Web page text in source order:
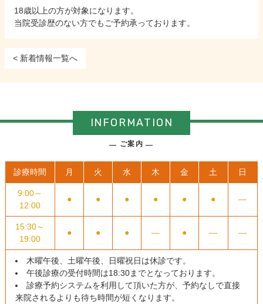
18歳以上の方が対象になります。
当院受診歴のない方でもご予約承っております。
< 新着情報一覧へ
INFORMATION
ご案内
診療時間 月 火 水 木 金 土 日
9:00～
12:00
● ● ● ● ● ● ―
15:30～
19:00
● ● ● ― ● ― ―
木曜午後、土曜午後、日曜祝日は休診です。
午後診療の受付時間は18:30までとなっております。
診療予約システムを利用して頂いた方が、予約なしで直接
来院されるよりも待ち時間が短くなります。